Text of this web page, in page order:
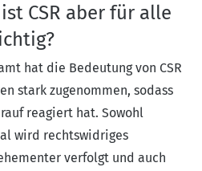
CSR aber für alle
hat die Bedeutung von CSR
stark zugenommen, sodass
reagiert hat. Sowohl
wird rechtswidriges
verfolgt und auch